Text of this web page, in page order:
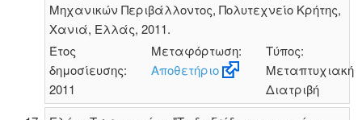
Μηχανικών Περιβάλλοντος, Πολυτεχνείο Κρήτης,
Χανιά, Ελλάς, 2011.
Έτος
δημοσίευσης:
2011
Μεταφόρτωση:
Αποθετήριο
Τύπος:
Μεταπτυχιακή
Διατριβή